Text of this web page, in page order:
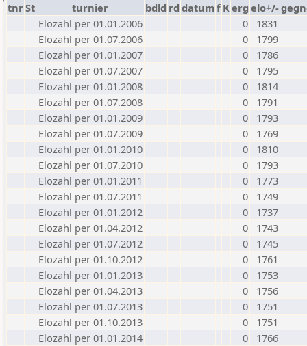
tnrSt turnier bdld rd datumf Kerg elo+/-
Elozahl per 01.01.2006
0
1831
Elozahl per 01.07.2006
0
1799
Elozahl per 01.01.2007
0
1786
Elozahl per 01.07.2007
0
1795
Elozahl per 01.01.2008
0
1814
Elozahl per 01.07.2008
0
1791
Elozahl per 01.01.2009
0
1793
Elozahl per 01.07.2009
0
1769
Elozahl per 01.01.2010
0
1810
Elozahl per 01.07.2010
0
1793
Elozahl per 01.01.2011
0
1773
Elozahl per 01.07.2011
0
1749
Elozahl per 01.01.2012
0
1737
Elozahl per 01.04.2012
0
1743
Elozahl per 01.07.2012
0
1745
Elozahl per 01.10.2012
0
1761
Elozahl per 01.01.2013
0
1753
Elozahl per 01.04.2013
0
1756
Elozahl per 01.07.2013
0
1751
Elozahl per 01.10.2013
0
1751
Elozahl per 01.01.2014
0
1766